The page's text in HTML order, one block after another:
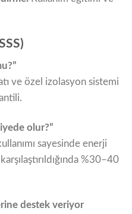
ve özel izolasyon sistemi
olur?”
sayesinde enerji
%30–40
destek veriyor